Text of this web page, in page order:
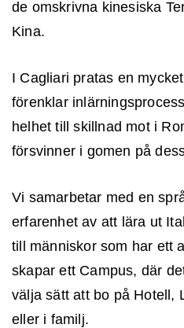
de omskrivna kinesiska
Kina.
I Cagliari pratas en
förenklar
helhet till skillnad mot i
försvinner i gomen på
Vi samarbetar med en
erfarenhet av att lära ut
till människor som har ett
skapar ett Campus, där
välja sätt att bo på Hotell,
eller i familj.
GÅ